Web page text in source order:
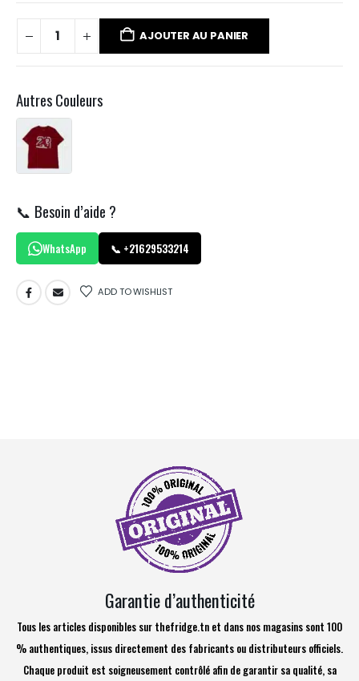
AJOUTER AU PANIER
Autres Couleurs
📞 Besoin d’aide ?
WhatsApp 📞 +21629533214
ADD TO WISHLIST
Garantie d’authenticité
Tous les articles disponibles sur thefridge.tn et dans nos magasins sont 100
% authentiques, issus directement des fabricants ou distributeurs officiels.
Chaque produit est soigneusement contrôlé afin de garantir sa qualité, sa